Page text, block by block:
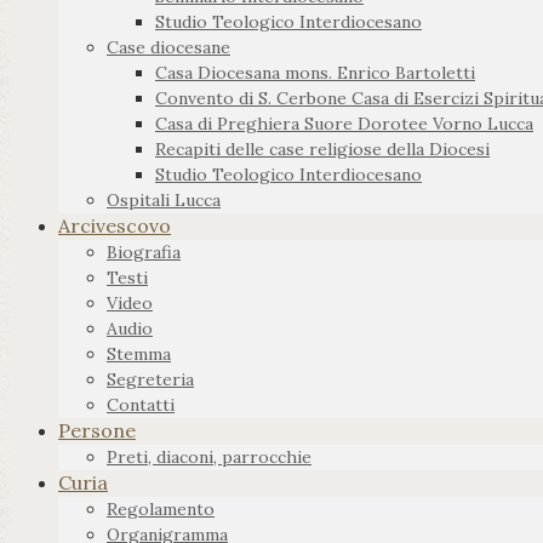
Studio Teologico Interdiocesano
Case diocesane
Casa Diocesana mons. Enrico Bartoletti
Convento di S. Cerbone Casa di Esercizi
Casa di Preghiera Suore Dorotee Vorno Lucca
Recapiti delle case religiose della Diocesi
Studio Teologico Interdiocesano
Ospitali Lucca
Arcivescovo
Biografia
Testi
Video
Audio
Stemma
Segreteria
Contatti
Persone
Preti, diaconi, parrocchie
Curia
Regolamento
Organigramma